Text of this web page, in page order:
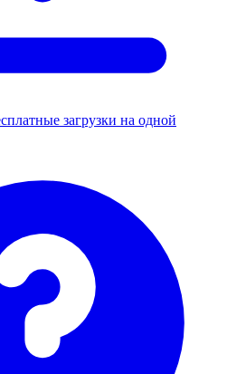
загрузки на одной